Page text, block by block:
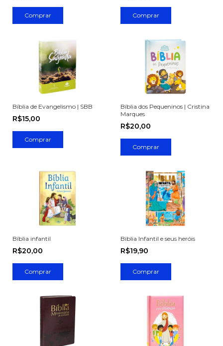
Bíblia de Evangelismo | SBB
R$15,00
Bíblia dos Pequeninos | Cristina
Marques
R$20,00
Bíblia infantil
R$20,00
Biblia Infantil e seus heróis
R$19,90